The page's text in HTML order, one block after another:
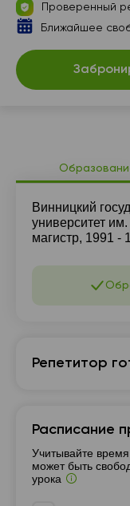
Винницкий
университет
магистр, 1991 -
Репетитор
Подготовка к
Расписание
Учитывайте
может быть
урока
Проверенный
Ближайшее